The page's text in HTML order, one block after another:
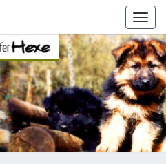
HEXE
Langhaar
Schäferhunde
Von Den
Schüpfer
Hexen